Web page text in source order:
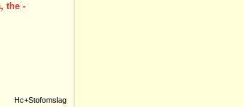
the -
Hc+Stofomslag